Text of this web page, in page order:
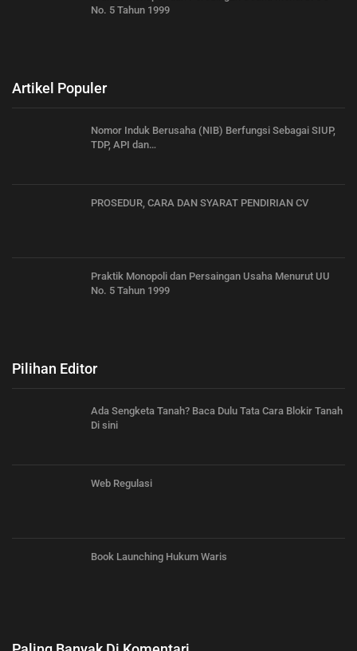
No. 5 Tahun 1999
Artikel Populer
Nomor Induk Berusaha (NIB) Berfungsi Sebagai SIUP,
TDP, API dan…
PROSEDUR, CARA DAN SYARAT PENDIRIAN CV
Praktik Monopoli dan Persaingan Usaha Menurut UU
No. 5 Tahun 1999
Pilihan Editor
Ada Sengketa Tanah? Baca Dulu Tata Cara Blokir Tanah
Di sini
Web Regulasi
Book Launching Hukum Waris